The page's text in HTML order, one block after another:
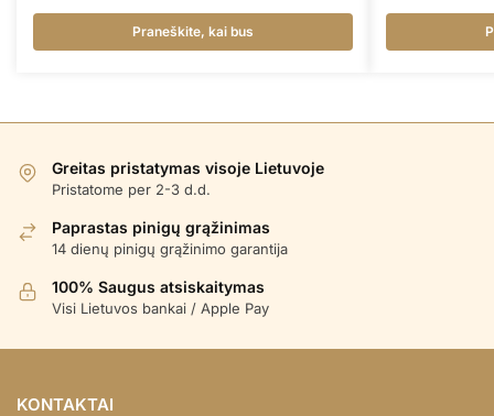
Praneškite, kai bus
Greitas pristatymas visoje Lietuvoje
Pristatome per 2-3 d.d.
Paprastas pinigų grąžinimas
14 dienų pinigų grąžinimo garantija
100% Saugus atsiskaitymas
Visi Lietuvos bankai / Apple Pay
KONTAKTAI